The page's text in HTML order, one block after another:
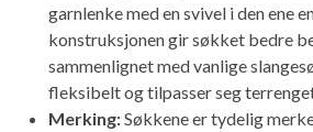
garnlenke med en svivel i den ene
konstruksjonen gir søkket bedre
sammenlignet med vanlige
fleksibelt og tilpasser seg terrenget
Merking:Søkkene er tydelig